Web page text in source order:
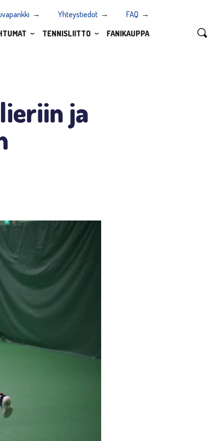
Yhteystiedot
FAQ
TENNISLIITTO FANIKAUPPA
ja